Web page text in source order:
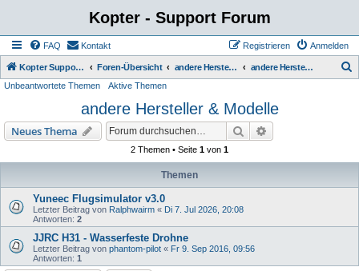
Kopter - Support Forum
FAQ Kontakt Anmelden
Registrieren
Kopter Support - von Anwendern für Anwender. Foren-Übersicht andere Hersteller und Modelle sowie selbstgebaute Kopter andere Hersteller & Modelle
Unbeantwortete Themen Aktive Themen
andere Hersteller & Modelle
Neues Thema Suche
2 Themen • Seite 1 von 1
Themen
Yuneec Flugsimulator v3.0
Letzter Beitrag von Ralphwairm « Di 7. Jul 2026, 20:08
Antworten: 2
JJRC H31 - Wasserfeste Drohne
Letzter Beitrag von phantom-pilot « Fr 9. Sep 2016, 09:56
Antworten: 1